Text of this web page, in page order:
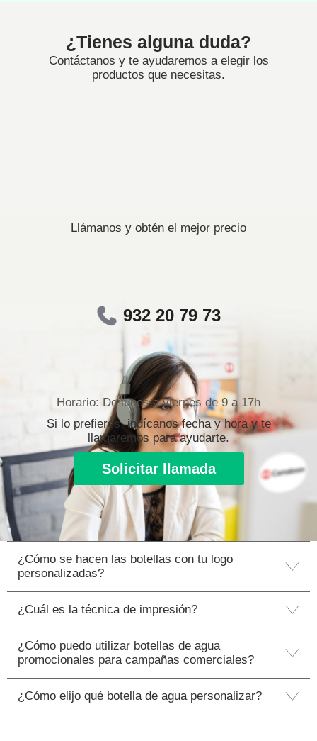
¿Tienes alguna duda?
Contáctanos y te ayudaremos a elegir los
productos que necesitas.
Llámanos y obtén el mejor precio
932 20 79 73
Horario: De lunes a viernes de 9 a 17h
Si lo prefieres, indícanos fecha y hora y te
llamaremos para ayudarte.
Solicitar llamada
¿Cómo se hacen las botellas con tu logo
personalizadas?
¿Cuál es la técnica de impresión?
¿Cómo puedo utilizar botellas de agua
promocionales para campañas comerciales?
¿Cómo elijo qué botella de agua personalizar?